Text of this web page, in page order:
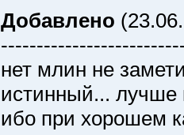
Добавлено
нет млин не
истинный... лучше
ибо при хорошем